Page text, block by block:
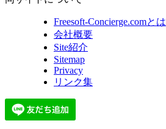
Freesoft-Concierge.comとは
会社概要
Site紹介
Sitemap
Privacy
リンク集